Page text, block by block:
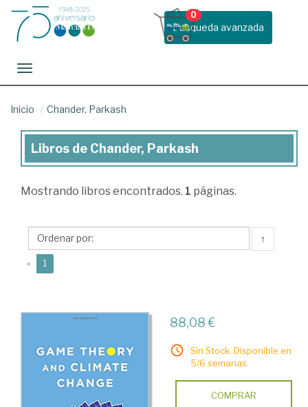
Busqueda avanzada
0
Toggle navigation
Inicio Chander, Parkash
Libros
Chander,
Libros de Chander, Parkash
Mostrando libros encontrados. 1 páginas.
↑
« 1
88,08 €
Sin Stock. Disponible en
5/6 semanas.
COMPRAR